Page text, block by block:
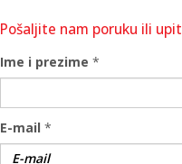
Pošaljite nam poruku ili upit
Ime i prezime *
E-mail *